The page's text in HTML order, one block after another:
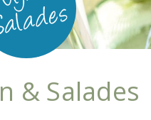
& Salades